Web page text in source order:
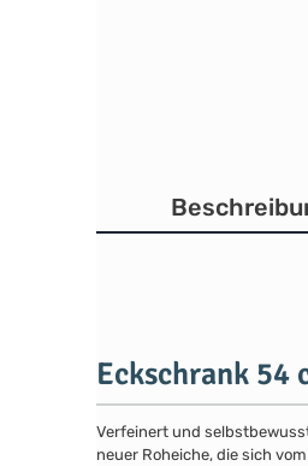
Eckschrank 54
Verfeinert und
neuer Roheiche, die sich